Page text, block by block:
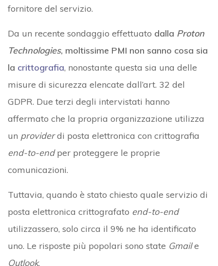
fornitore del servizio.
Da un recente sondaggio effettuato dalla Proton
Technologies, moltissime PMI non sanno cosa sia
la crittografia, nonostante questa sia una delle
misure di sicurezza elencate dall’art. 32 del
GDPR. Due terzi degli intervistati hanno
affermato che la propria organizzazione utilizza
un providerdi posta elettronica con crittografia
end-to-endper proteggere le proprie
comunicazioni.
Tuttavia, quando è stato chiesto quale servizio di
posta elettronica crittografato end-to-end
utilizzassero, solo circa il 9% ne ha identificato
uno. Le risposte più popolari sono state Gmaile
Outlook.